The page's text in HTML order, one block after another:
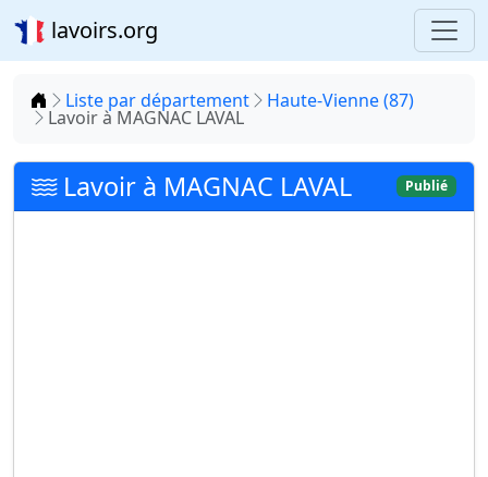
lavoirs.org
Accueil
Liste par département Haute-Vienne (87)
Lavoir à MAGNAC LAVAL
Lavoir à MAGNAC LAVAL Publié